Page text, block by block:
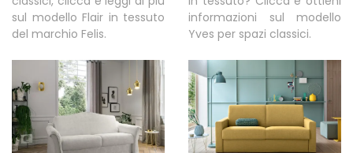
sul modello Flair in tessuto
del marchio Felis.
informazioni sul modello
Yves per spazi classici.